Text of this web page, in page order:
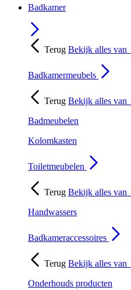
Badkamer
Terug Bekijk alles van
Badkamermeubels
Terug Bekijk alles van
Badmeubelen
Kolomkasten
Toiletmeubelen
Terug Bekijk alles van
Handwassers
Badkameraccessoires
Terug Bekijk alles van
Onderhouds producten